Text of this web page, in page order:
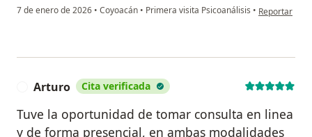
7 de enero de 2026 • Coyoacán • Primera visita Psicoanálisis • en opinión
Reportar
Arturo Cita verificada
Tuve la oportunidad de tomar consulta en linea
y de forma presencial, en ambas modalidades